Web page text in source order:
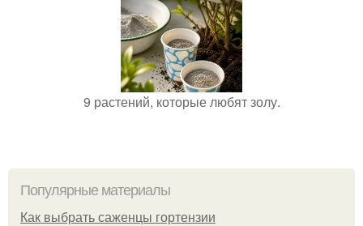
9 растений, которые любят золу.
Популярные материалы
Как выбрать саженцы гортензии